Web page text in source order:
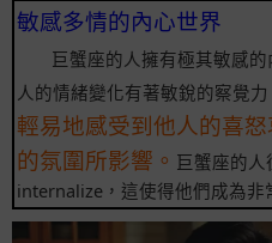
敏感多情的內心世界
巨蟹座的人擁有極其敏感
人的情緒變化有著敏銳的察覺力
輕易地感受到他人的喜
的氛圍所影響。 巨蟹座的
internalize，這使得他們成為非